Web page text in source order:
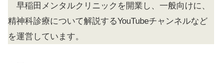
早稲田メンタルクリニックを開業し、一般向けに、
精神科診療について解説するYouTubeチャンネルなど
を運営しています。